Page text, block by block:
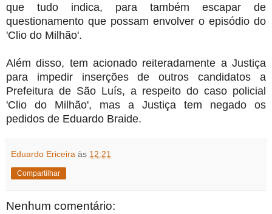
que tudo indica, para também escapar de
questionamento que possam envolver o episódio do
'Clio do Milhão'.
Além disso, tem acionado reiteradamente a Justiça
para impedir inserções de outros candidatos a
Prefeitura de São Luís, a respeito do caso policial
'Clio do Milhão', mas a Justiça tem negado os
pedidos de Eduardo Braide.
Eduardo Ericeira às 12:21
Compartilhar
Nenhum comentário: